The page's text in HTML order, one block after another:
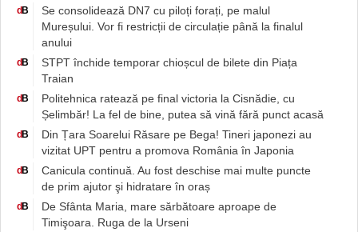
dB
Se consolidează DN7 cu piloți forați, pe malul
Mureșului. Vor fi restricții de circulație până la finalul
anului
dB
STPT închide temporar chioșcul de bilete din Piața
Traian
dB
Politehnica ratează pe final victoria la Cisnădie, cu
Șelimbăr! La fel de bine, putea să vină fără punct acasă
dB
Din Țara Soarelui Răsare pe Bega! Tineri japonezi au
vizitat UPT pentru a promova România în Japonia
dB
Canicula continuă. Au fost deschise mai multe puncte
de prim ajutor şi hidratare în oraș
dB
De Sfânta Maria, mare sărbătoare aproape de
Timişoara. Ruga de la Urseni